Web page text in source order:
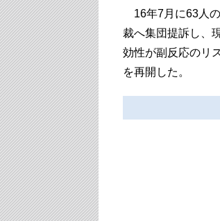
16年7月に63人
裁へ集団提訴し、
効性が副反応のリ
を再開した。